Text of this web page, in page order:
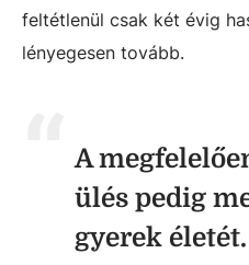
feltétlenül csak két évig
lényegesen tovább.
A
ülés pedig
gyerek életét.